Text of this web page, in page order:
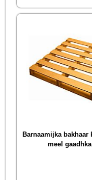
Barnaamijka bakhaar
meel